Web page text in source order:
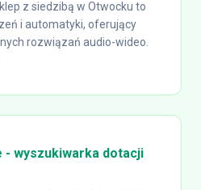
z siedzibą w Otwocku to
i automatyki, oferujący
rozwiązań audio-wideo.
- wyszukiwarka dotacji